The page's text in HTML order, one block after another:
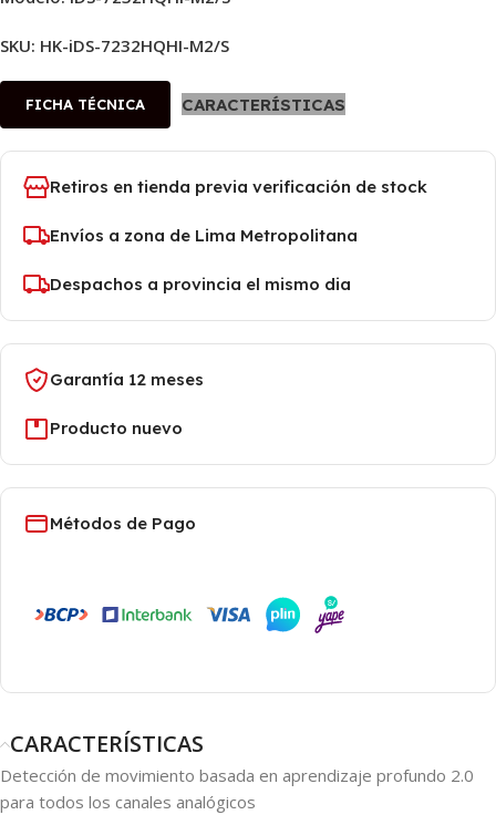
SKU: HK-iDS-7232HQHI-M2/S
FICHA TÉCNICA CARACTERÍSTICAS
Retiros en tienda previa verificación de stock
Envíos a zona de Lima Metropolitana
Despachos a provincia el mismo dia
Garantía 12 meses
Producto nuevo
Métodos de Pago
CARACTERÍSTICAS
Detección de movimiento basada en aprendizaje profundo 2.0
para todos los canales analógicos